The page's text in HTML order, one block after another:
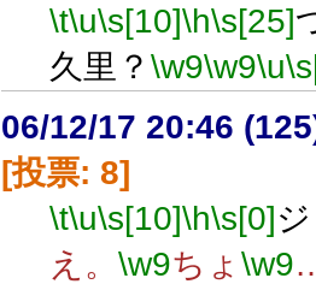
\t\u\s[10]\h\s[25]
久里？ \w9\w9\u
06/12/17 20:46
[投票: 8]
\t\u\s[10]\h\s[0]
え。 \w9ちょ \w9